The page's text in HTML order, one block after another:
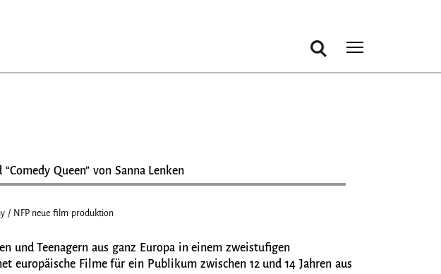
Queen” von Sanna Lenken
/ NFP neue film produktion
Teenagern aus ganz Europa in einem zweistufigen
europäische Filme für ein Publikum zwischen 12 und 14 Jahren aus